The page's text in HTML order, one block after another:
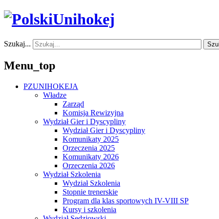
Szukaj...
Menu_top
PZUNIHOKEJA
Władze
Zarząd
Komisja Rewizyjna
Wydział Gier i Dyscypliny
Wydział Gier i Dyscypliny
Komunikaty 2025
Orzeczenia 2025
Komunikaty 2026
Orzeczenia 2026
Wydział Szkolenia
Wydział Szkolenia
Stopnie trenerskie
Program dla klas sportowych IV-VIII SP
Kursy i szkolenia